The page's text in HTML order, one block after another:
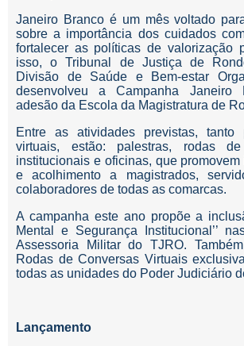
Janeiro Branco é um mês voltado
sobre a importância dos cuidados
fortalecer as políticas de valorização
isso, o Tribunal de Justiça de
Divisão de Saúde e Bem-estar
desenvolveu a Campanha Janeiro
adesão da Escola da Magistratura de
Entre as atividades previstas, tanto
virtuais, estão: palestras, rodas
institucionais e oficinas, que
e acolhimento a magistrados,
colaboradores de todas as comarcas.
A campanha este ano propõe a
Mental e Segurança Institucional’’
Assessoria Militar do TJRO.
Rodas de Conversas Virtuais
todas as unidades do Poder Judiciário
Lançamento